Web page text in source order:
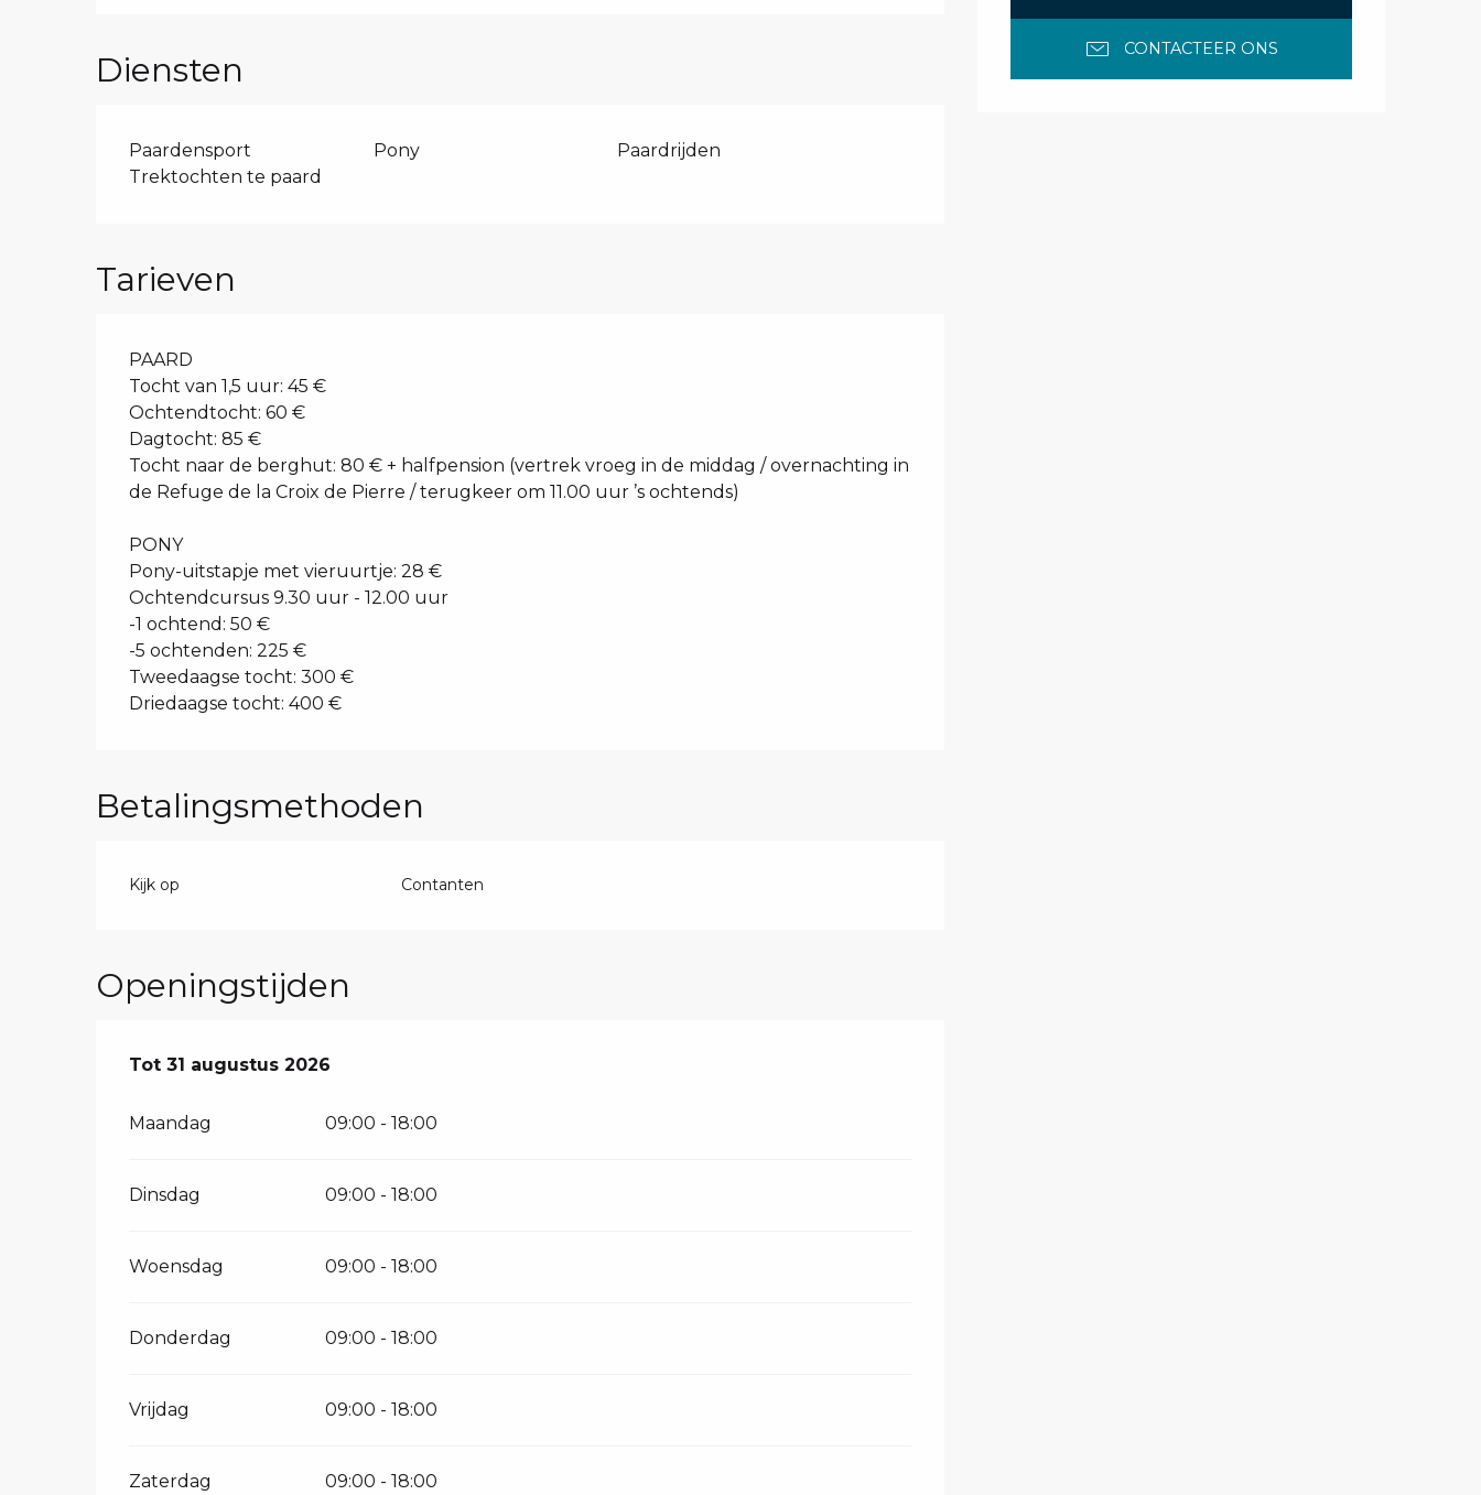
CONTACTEER ONS
Diensten
Paardensport Pony
Paardrijden
Trektochten te paard
Tarieven
PAARD
Tocht van 1,5 uur: 45 €
Ochtendtocht: 60 €
Dagtocht: 85 €
Tocht naar de berghut: 80 € + halfpension (vertrek vroeg in de middag / overnachting in
de Refuge de la Croix de Pierre / terugkeer om 11.00 uur ’s ochtends)
PONY
Pony-uitstapje met vieruurtje: 28 €
Ochtendcursus 9.30 uur - 12.00 uur
-1 ochtend: 50 €
-5 ochtenden: 225 €
Tweedaagse tocht: 300 €
Driedaagse tocht: 400 €
Betalingsmethoden
Kijk op Contanten
Openingstijden
Vanaf7 juli 2026tot31 augustus 2026
Tot 31 augustus 2026
Maandag 09:00 - 18:00
Dinsdag 09:00 - 18:00
Woensdag 09:00 - 18:00
Donderdag 09:00 - 18:00
Vrijdag 09:00 - 18:00
Zaterdag 09:00 - 18:00